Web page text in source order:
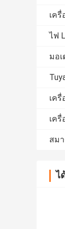
เค
ไฟ
มอ
เค
เค
สม
ไ